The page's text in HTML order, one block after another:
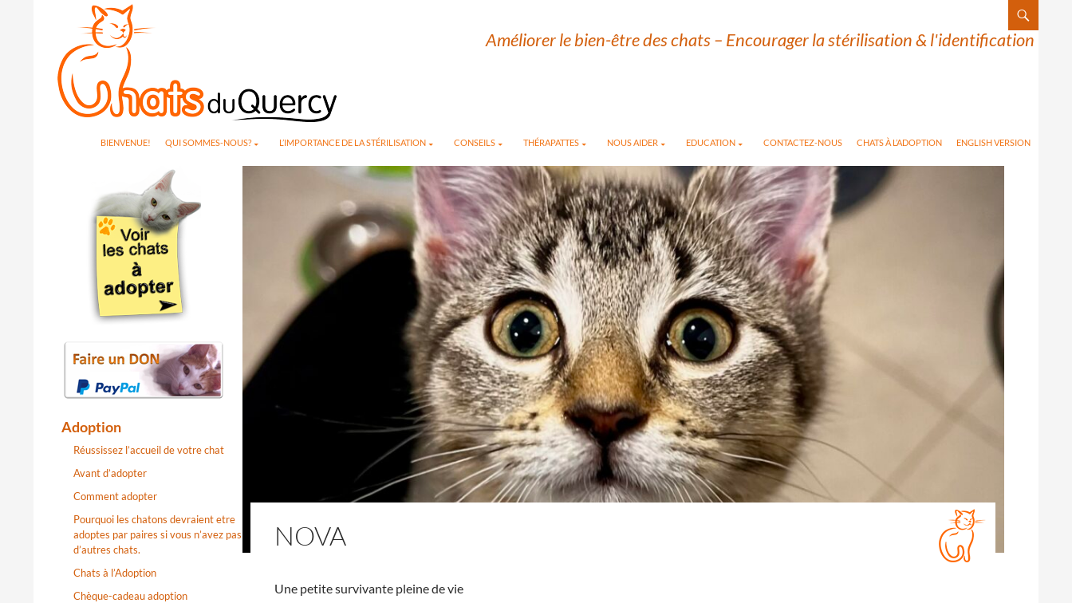
Améliorer le bien-être des chats – Encourager la stérilisation & l'identification
BIENVENUE! QUI SOMMES-NOUS? L’IMPORTANCE DE LA STÉRILISATION CONSEILS THÉRAPATTES NOUS AIDER EDUCATION CONTACTEZ-NOUS CHATS À L’ADOPTION ENGLISH VERSION
NOVA
Une petite survivante pleine de vie
Adoption
Réussissez l’accueil de votre chat
Avant d’adopter
Comment adopter
Pourquoi les chatons devraient etre
adoptes par paires si vous n’avez pas
d’autres chats.
Chats à l’Adoption
Chèque-cadeau adoption